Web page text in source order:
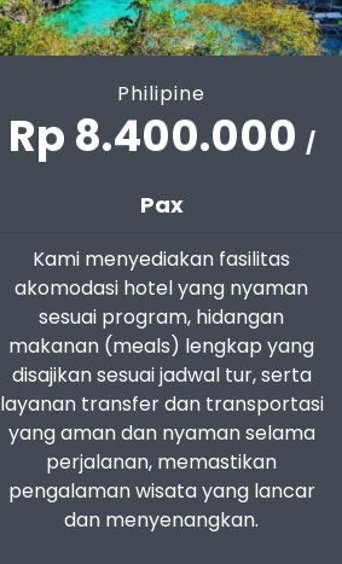
Philipine
Rp 8.400.000 /
Pax
Kami menyediakan fasilitas
akomodasi hotel yang nyaman
sesuai program, hidangan
makanan (meals) lengkap yang
disajikan sesuai jadwal tur, serta
layanan transfer dan transportasi
yang aman dan nyaman selama
perjalanan, memastikan
pengalaman wisata yang lancar
dan menyenangkan.